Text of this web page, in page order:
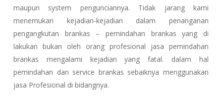
maupun system pengunciannya. Tidak jarang kami
menemukan kejadian-kejadian dalam penanganan
pengangkutan brankas – pemindahan brankas yang di
lakukan bukan oleh orang profesional jasa pemindahan
brankas mengalami kejadian yang fatal. dalam hal
pemindahan dan service brankas sebaiknya menggunakan
jasa Profesional di bidangnya.